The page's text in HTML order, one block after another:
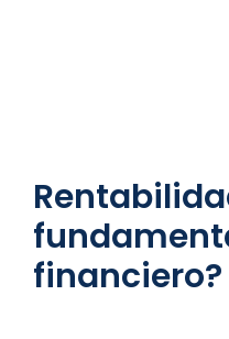
financiero?